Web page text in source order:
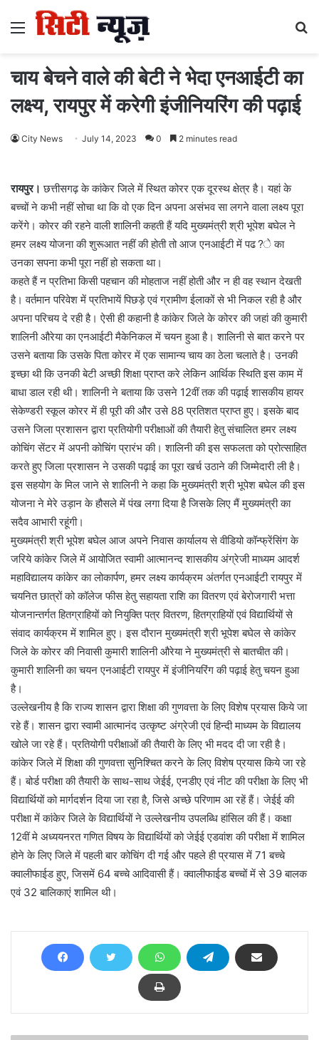
Menu
चाय बेचने वाले की बेटी ने भेदा एनआईटी का
लक्ष्य, रायपुर में करेगी इंजीनियरिंग की पढ़ाई
City News July 14, 2023 0 2 minutes read
रायपुर। छत्तीसगढ़ के कांकेर जिले में स्थित कोरर एक दूरस्थ क्षेत्र है। यहां के
बच्चों ने कभी नहीं सोचा था कि वो एक दिन अपना असंभव सा लगने वाला लक्ष्य पूरा
करेंगे। कोरर की रहने वाली शालिनी कहती हैं यदि मुख्यमंत्री श्री भूपेश बघेल ने
हमर लक्ष्य योजना की शुरूआत नहीं की होती तो आज एनआईटी में पढ?े का
उनका सपना कभी पूरा नहीं हो सकता था।
कहते हैं न प्रतिभा किसी पहचान की मोहताज नहीं होती और न ही वह स्थान देखती
है। वर्तमान परिवेश में प्रतिभायें पिछड़े एवं ग्रामीण ईलाकों से भी निकल रही है और
अपना परिचय दे रही है। ऐसी ही कहानी है कांकेर जिले के कोरर की जहां की कुमारी
शालिनी औरेया का एनआईटी मैकेनिकल में चयन हुआ है। शालिनी से बात करने पर
उसने बताया कि उसके पिता कोरर में एक सामान्य चाय का ठेला चलाते है। उनकी
इच्छा थी कि उनकी बेटी अच्छी शिक्षा प्राप्त करे लेकिन आर्थिक स्थिति इस काम में
बाधा डाल रही थी। शालिनी ने बताया कि उसने 12वीं तक की पढ़ाई शासकीय हायर
सेकेण्डरी स्कूल कोरर में ही पूरी की और उसे 88 प्रतिशत प्राप्त हुए। इसके बाद
उसने जिला प्रशासन द्वारा प्रतियोगी परीक्षाओं की तैयारी हेतु संचालित हमर लक्ष्य
कोचिंग सेंटर में अपनी कोचिंग प्रारंभ की। शालिनी की इस सफलता को प्रोत्साहित
करते हुए जिला प्रशासन ने उसकी पढ़ाई का पूरा खर्च उठाने की जिम्मेदारी ली है।
इस सहयोग के मिल जाने से शालिनी ने कहा कि मुख्यमंत्री श्री भूपेश बघेल की इस
योजना ने मेरे उड़ान के हौसले में पंख लगा दिया है जिसके लिए मैं मुख्यमंत्री का
सदैव आभारी रहूंगी।
मुख्यमंत्री श्री भूपेश बघेल आज अपने निवास कार्यालय से वीडियो कॉन्फ्रेंसिंग के
जरिये कांकेर जिले में आयोजित स्वामी आत्मानन्द शासकीय अंग्रेजी माध्यम आदर्श
महाविद्यालय कांकेर का लोकार्पण, हमर लक्ष्य कार्यक्रम अंतर्गत एनआईटी रायपुर में
चयनित छात्रों को कॉलेज फीस हेतु सहायता राशि का वितरण एवं बेरोजगारी भत्ता
योजनान्तर्गत हितग्राहियों को नियुक्ति पत्र वितरण, हितग्राहियों एवं विद्यार्थियों से
संवाद कार्यक्रम में शामिल हुए। इस दौरान मुख्यमंत्री श्री भूपेश बघेल से कांकेर
जिले के कोरर की निवासी कुमारी शालिनी औरेया ने मुख्यमंत्री से बातचीत की।
कुमारी शालिनी का चयन एनआईटी रायपुर में इंजीनियरिंग की पढ़ाई हेतु चयन हुआ
है।
उल्लेखनीय है कि राज्य शासन द्वारा शिक्षा की गुणवत्ता के लिए विशेष प्रयास किये जा
रहे हैं। शासन द्वारा स्वामी आत्मानंद उत्कृष्ट अंग्रेजी एवं हिन्दी माध्यम के विद्यालय
खोले जा रहे हैं। प्रतियोगी परीक्षाओं की तैयारी के लिए भी मदद दी जा रही है।
कांकेर जिले में शिक्षा की गुणवत्ता सुनिश्चित करने के लिए विशेष प्रयास किये जा रहे
हैं। बोर्ड परीक्षा की तैयारी के साथ-साथ जेईई, एनडीए एवं नीट की परीक्षा के लिए भी
विद्यार्थियों को मार्गदर्शन दिया जा रहा है, जिसे अच्छे परिणाम आ रहें हैं। जेईई की
परीक्षा में कांकेर जिले के विद्यार्थियों ने उल्लेखनीय उपलब्धि हांसिल की हैं। कक्षा
12वीं मे अध्ययनरत गणित विषय के विद्यार्थियों को जेईई एडवांश की परीक्षा में शामिल
होने के लिए जिले में पहली बार कोचिंग दी गई और पहले ही प्रयास में 71 बच्चे
क्वालीफाईड हुए, जिसमें 64 बच्चे आदिवासी हैं। क्वालीफाईड बच्चों में से 39 बालक
एवं 32 बालिकाएं शामिल थी।